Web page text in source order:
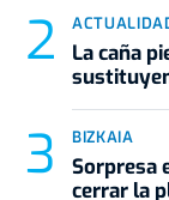
La caña
BIZKAIA
Sorpresa
cerrar la